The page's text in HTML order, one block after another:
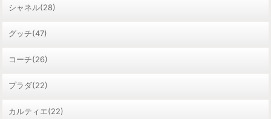
シャネル(28)
グッチ(47)
コーチ(26)
プラダ(22)
カルティエ(22)